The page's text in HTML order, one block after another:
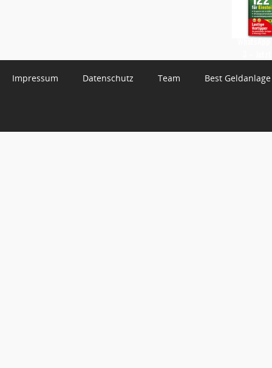
Impressum Datenschutz Team Best Geldanlage